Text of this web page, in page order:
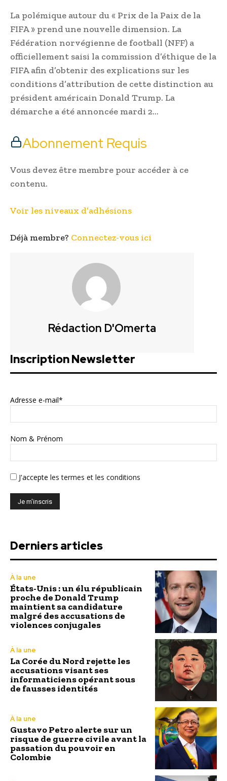
La polémique autour du « Prix de la Paix de la
FIFA » prend une nouvelle dimension. La
Fédération norvégienne de football (NFF) a
officiellement saisi la commission d’éthique de la
FIFA afin d’obtenir des explications sur les
conditions d’attribution de cette distinction au
président américain Donald Trump. La
démarche a été annoncée mardi 2…
Abonnement Requis
Vous devez être membre pour accéder à ce
contenu.
Voir les niveaux d’adhésions
Déjà membre? Connectez-vous ici
Rédaction D'Omerta
Inscription Newsletter
Adresse e-mail*
Nom & Prénom
J'accepte les termes et les conditions
Derniers articles
À la une
États-Unis : un élu républicain
proche de Donald Trump
maintient sa candidature
malgré des accusations de
violences conjugales
À la une
La Corée du Nord rejette les
accusations visant ses
informaticiens opérant sous
de fausses identités
À la une
Gustavo Petro alerte sur un
risque de guerre civile avant la
passation du pouvoir en
Colombie